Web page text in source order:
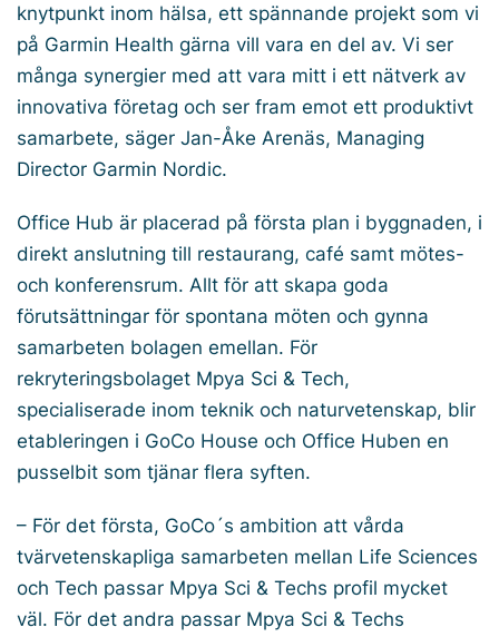
knytpunkt inom hälsa, ett spännande projekt som vi
på Garmin Health gärna vill vara en del av. Vi ser
många synergier med att vara mitt i ett nätverk av
innovativa företag och ser fram emot ett produktivt
samarbete, säger Jan-Åke Arenäs, Managing
Director Garmin Nordic.
Office Hub är placerad på första plan i byggnaden, i
direkt anslutning till restaurang, café samt mötes-
och konferensrum. Allt för att skapa goda
förutsättningar för spontana möten och gynna
samarbeten bolagen emellan. För
rekryteringsbolaget Mpya Sci & Tech,
specialiserade inom teknik och naturvetenskap, blir
etableringen i GoCo House och Office Huben en
pusselbit som tjänar flera syften.
– För det första, GoCo´s ambition att vårda
tvärvetenskapliga samarbeten mellan Life Sciences
och Tech passar Mpya Sci & Techs profil mycket
väl. För det andra passar Mpya Sci & Techs